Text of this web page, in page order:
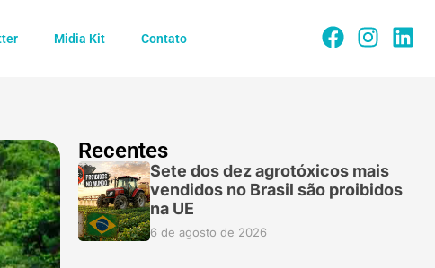
Midia Kit Contato
Recentes
Sete dos dez agrotóxicos mais
vendidos no Brasil são proibidos
na UE
6 de agosto de 2026